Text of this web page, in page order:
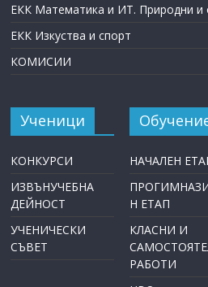
ЕКК Математика и ИТ. Природни и
ЕКК Изкуства и спорт
КОМИСИИ
Ученици
КОНКУРСИ
ИЗВЪНУЧЕБНА
ДЕЙНОСТ
УЧЕНИЧЕСКИ
СЪВЕТ
НАЧАЛЕН
Н ЕТАП
КЛАСНИ И
РАБОТИ